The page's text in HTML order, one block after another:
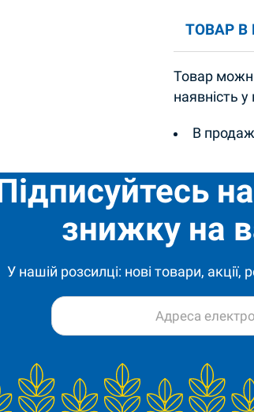
ТОВАР В
Товар
наявність
В
знижку на
У нашій розсилці: нові товари,